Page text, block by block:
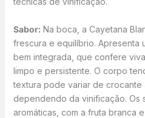
Sabor:Na boca, a Cayetana
frescura e equilíbrio. Apresenta
bem integrada, que confere
limpo e persistente. O corpo
textura pode variar de crocante
dependendo da vinificação. Os
aromáticas, com a fruta branca